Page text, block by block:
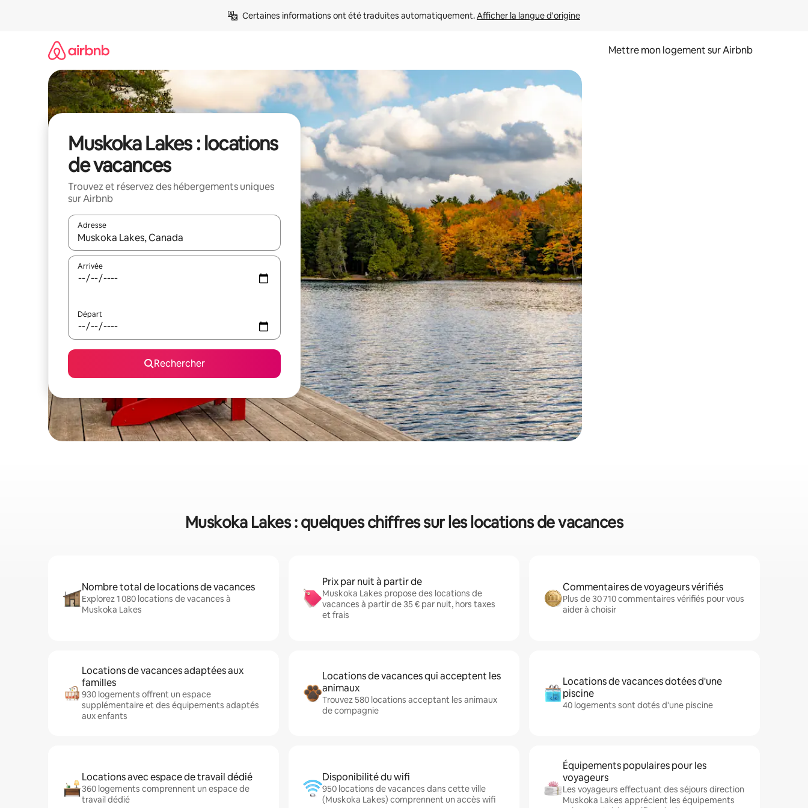
Certaines informations ont été traduites automatiquement. Afficher la langue d'origine
Mettre mon logement sur Airbnb
Muskoka Lakes : locations
de vacances
Trouvez et réservez des hébergements uniques
sur Airbnb
Adresse
Lorsque les résultats s'affichent, utilisez les flèches vers le haut et vers le bas pour les parcourir ou en appuyant et en faisant glisser.
Arrivée
Départ
Rechercher
Muskoka Lakes : quelques chiffres sur les locations de vacances
Nombre total de locations de vacances
Explorez 1 080 locations de vacances à
Muskoka Lakes
Prix par nuit à partir de
Muskoka Lakes propose des locations de
vacances à partir de 35 € par nuit, hors taxes
et frais
Commentaires de voyageurs vérifiés
Plus de 30 710 commentaires vérifiés pour vous
aider à choisir
Locations de vacances adaptées aux
familles
930 logements offrent un espace
supplémentaire et des équipements adaptés
aux enfants
Locations de vacances qui acceptent les
animaux
Trouvez 580 locations acceptant les animaux
de compagnie
Locations de vacances dotées d'une
piscine
40 logements sont dotés d'une piscine
Locations avec espace de travail dédié
360 logements comprennent un espace de
travail dédié
Disponibilité du wifi
950 locations de vacances dans cette ville
(Muskoka Lakes) comprennent un accès wifi
Équipements populaires pour les
voyageurs
Les voyageurs effectuant des séjours direction
Muskoka Lakes apprécient les équipements